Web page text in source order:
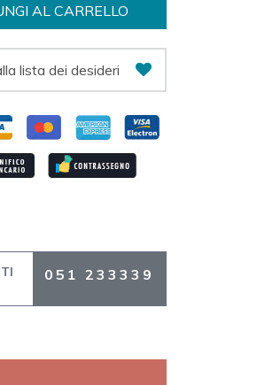
AL CARRELLO
lista dei desideri
051 233339